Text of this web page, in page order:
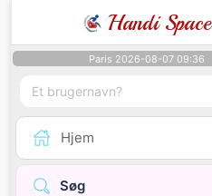
Handi Space
Paris 2026-08-07 09:36
Hjem
Søg